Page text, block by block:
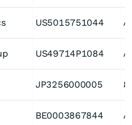
US5015751044
US49714P1084
JP3256000005
BE0003867844